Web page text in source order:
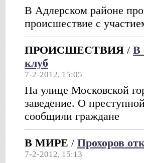
В Адлерском районе
происшествие с
ПРОИСШЕСТВИЯ / В
клуб
7-2-2012, 15:05
На улице Московской
заведение. О
сообщили граждане
В МИРЕ / Прохоров
7-2-2012, 15:13